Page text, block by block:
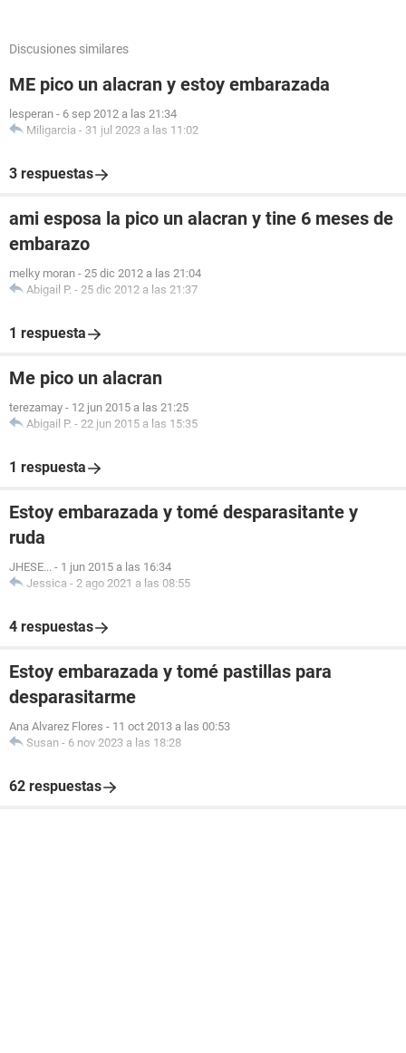
Discusiones similares
ME pico un alacran y estoy embarazada
lesperan - 6 sep 2012 a las 21:34
Miligarcia - 31 jul 2023 a las 11:02
3 respuestas
ami esposa la pico un alacran y tine 6 meses de
embarazo
melky moran - 25 dic 2012 a las 21:04
Abigail P. - 25 dic 2012 a las 21:37
1 respuesta
Me pico un alacran
terezamay - 12 jun 2015 a las 21:25
Abigail P. - 22 jun 2015 a las 15:35
1 respuesta
Estoy embarazada y tomé desparasitante y
ruda
JHESE... - 1 jun 2015 a las 16:34
Jessica - 2 ago 2021 a las 08:55
4 respuestas
Estoy embarazada y tomé pastillas para
desparasitarme
Ana Alvarez Flores - 11 oct 2013 a las 00:53
Susan - 6 nov 2023 a las 18:28
62 respuestas